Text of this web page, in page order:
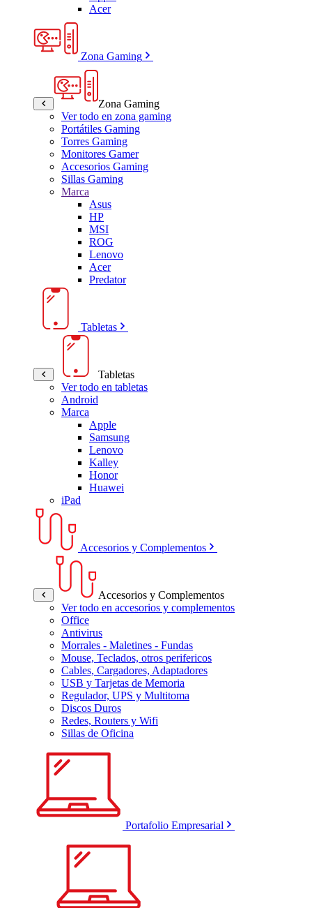
Acer
Zona Gaming
Zona Gaming
Ver todo en zona gaming
Portátiles Gaming
Torres Gaming
Monitores Gamer
Accesorios Gaming
Sillas Gaming
Marca
Asus
HP
MSI
ROG
Lenovo
Acer
Predator
Tabletas
Tabletas
Ver todo en tabletas
Android
Marca
Apple
Samsung
Lenovo
Kalley
Honor
Huawei
iPad
Accesorios y Complementos
Accesorios y Complementos
Ver todo en accesorios y complementos
Office
Antivirus
Morrales - Maletines - Fundas
Mouse, Teclados, otros perifericos
Cables, Cargadores, Adaptadores
USB y Tarjetas de Memoria
Regulador, UPS y Multitoma
Discos Duros
Redes, Routers y Wifi
Sillas de Oficina
Portafolio Empresarial